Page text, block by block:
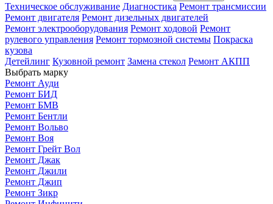
Техническое обслуживание Диагностика Ремонт трансмиссии
Ремонт двигателя Ремонт дизельных двигателей
Ремонт электрооборудования Ремонт ходовой Ремонт
рулевого управления Ремонт тормозной системы Покраска
кузова
Детейлинг Кузовной ремонт Замена стекол Ремонт АКПП
Выбрать марку
Ремонт Ауди
Ремонт БИД
Ремонт БМВ
Ремонт Бентли
Ремонт Вольво
Ремонт Воя
Ремонт Грейт Вол
Ремонт Джак
Ремонт Джили
Ремонт Джип
Ремонт Зикр